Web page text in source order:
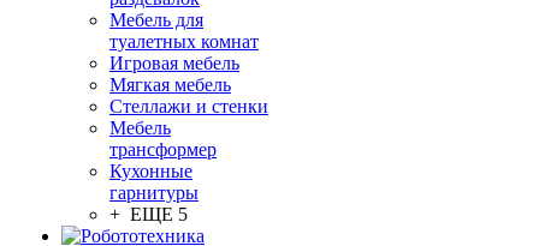
Мебель для
туалетных комнат
Игровая мебель
Мягкая мебель
Стеллажи и стенки
Мебель
трансформер
Кухонные
гарнитуры
+ ЕЩЕ 5